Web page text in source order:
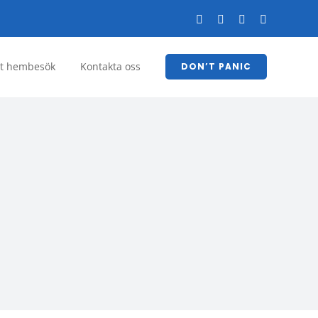
FacebookYouTubeLinkedIn
hembesök Kontakta oss DON’T PANIC